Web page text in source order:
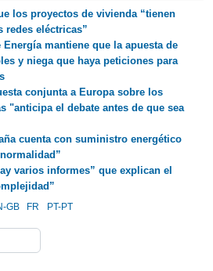
los proyectos de vivienda “tienen
redes eléctricas”
mantiene que la apuesta de
y niega que haya peticiones para
conjunta a Europa sobre los
"anticipa el debate antes de que sea
cuenta con suministro energético
varios informes” que explican el
GB FR PT-PT